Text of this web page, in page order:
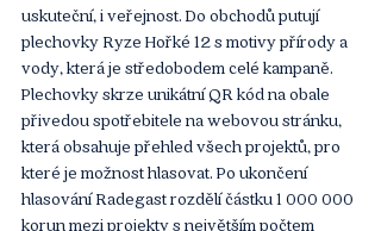
uskuteční, i veřejnost. Do obchodů putují
plechovky Ryze Hořké 12 s motivy přírody a
vody, která je středobodem celé kampaně.
Plechovky skrze unikátní QR kód na obale
přivedou spotřebitele na webovou stránku,
která obsahuje přehled všech projektů, pro
které je možnost hlasovat. Po ukončení
hlasování Radegast rozdělí částku 1 000 000
korun mezi projekty s největším počtem